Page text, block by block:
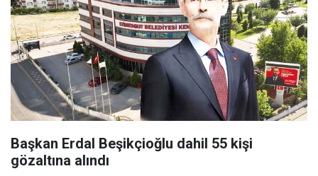
Başkan Erdal Beşikçioğlu dahil 55 kişi
gözaltına alındı